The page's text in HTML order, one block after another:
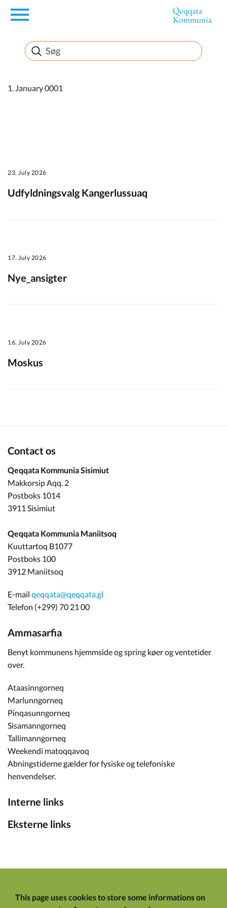
en
Borger
Erhverv
1. January 0001
23. July 2026
Udfyldningsvalg Kangerlussuaq
17. July 2026
Nye_ansigter
16. July 2026
Moskus
Contact os
Qeqqata Kommunia Sisimiut
Makkorsip Aqq. 2
Postboks 1014
3911 Sisimiut
Qeqqata Kommunia Maniitsoq
Kuuttartoq B1077
Postboks 100
3912 Maniitsoq
E-mail qeqqata@qeqqata.gl
Telefon (+299) 70 21 00
Ammasarfia
Benyt kommunens hjemmside og spring køer og ventetider
over.
Ataasinngorneq
Marlunngorneq
Pinqasunngorneq
Sisamanngorneq
Tallimanngorneq
Weekendi matoqqavoq
Abningstiderne gælder for fysiske og telefoniske
henvendelser.
Interne links
Eksterne links
This page uses cookies to store some informations on